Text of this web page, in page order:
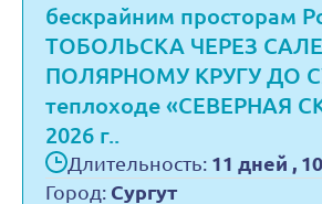
бескрайним просторам
ТОБОЛЬСКА ЧЕРЕЗ
ПОЛЯРНОМУ КРУГУ ДО
теплоходе «СЕВЕРНАЯ
2026 г..
Длительность: 11 дней ,
Город: Сургут